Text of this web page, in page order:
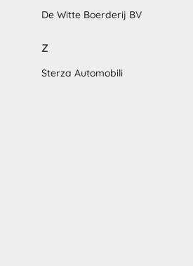
De Witte Boerderij BV
Z
Sterza Automobili